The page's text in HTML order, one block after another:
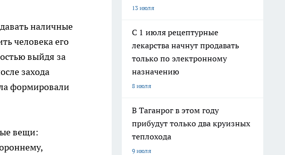
наличные
человека его
выйдя за
захода
формировали
вещи:
13 июля
С 1 июля рецептурные
лекарства начнут продавать
только по электронному
назначению
8 июля
В Таганрог в этом году
прибудут только два круизных
теплохода
9 июля